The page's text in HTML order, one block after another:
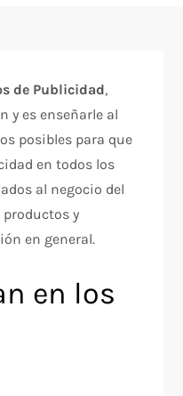
de Publicidad,
y es enseñarle al
posibles para que
en todos los
al negocio del
y
en general.
en los